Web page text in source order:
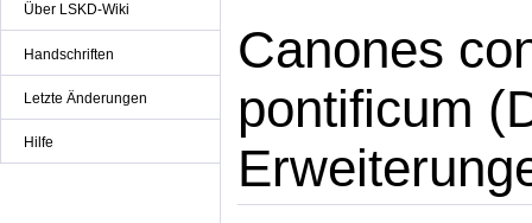
Über LSKD-Wiki
Handschriften
Letzte Änderungen
Hilfe
Canones
pontificum